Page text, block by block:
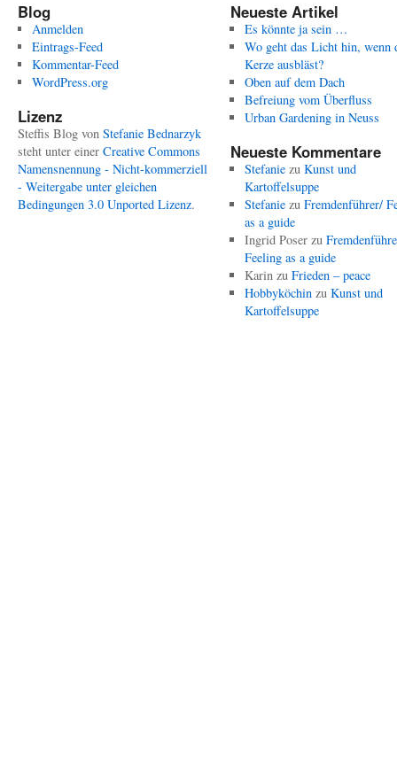
Blog
Anmelden
Eintrags-Feed
Kommentar-Feed
WordPress.org
Lizenz
Steffis Blog von Stefanie Bednarzyk
steht unter einer Creative Commons
Namensnennung - Nicht-kommerziell
- Weitergabe unter gleichen
Bedingungen 3.0 Unported Lizenz.
Neueste Artikel
Es könnte ja sein …
Wo geht das Licht hin, wenn
Kerze ausbläst?
Oben auf dem Dach
Befreiung vom Überfluss
Urban Gardening in Neuss
Neueste Kommentare
Stefaniezu Kunst und
Kartoffelsuppe
Stefaniezu Fremdenführer/
as a guide
Ingrid Poserzu
Feeling as a guide
Karinzu Frieden – peace
Hobbyköchinzu Kunst und
Kartoffelsuppe